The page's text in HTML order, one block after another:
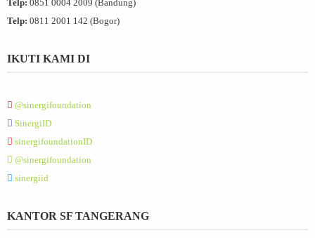
Telp: 0851 0004 2009 (Bandung)
Telp: 0811 2001 142 (Bogor)
IKUTI KAMI DI
@sinergifoundation
SinergiID
sinergifoundationID
@sinergifoundation
sinergiid
KANTOR SF TANGERANG